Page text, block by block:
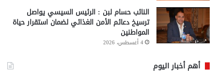
النائب حسام لبن : الرئيس السيسي يواصل
ترسيخ دعائم الأمن الغذائي لضمان استقرار حياة
المواطنين
4 أغسطس، 2026
أهم أخبار اليوم